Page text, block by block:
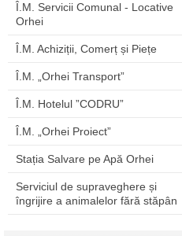
Î.M. Servicii Comunal - Locative
Orhei
Î.M. Achiziții, Comerț și Piețe
Î.M. „Orhei Transport”
Î.M. Hotelul ”CODRU”
Î.M. „Orhei Proiect”
Stația Salvare pe Apă Orhei
Serviciul de supraveghere și
îngrijire a animalelor fără stăpân